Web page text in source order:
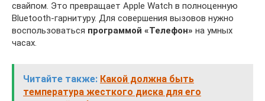
свайпом. Это превращает Apple Watch в полноценную
Bluetooth-гарнитуру. Для совершения вызовов нужно
воспользоваться программой «Телефон» на умных
часах.
Читайте также: Какой должна быть
температура жесткого диска для его